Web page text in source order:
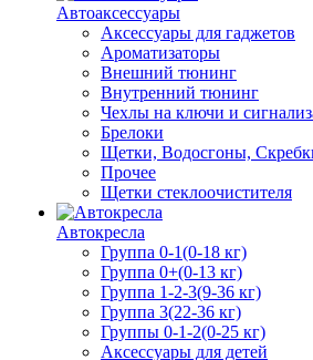
Автоаксессуары
Аксессуары для гаджетов
Ароматизаторы
Внешний тюнинг
Внутренний тюнинг
Чехлы на ключи и
Брелоки
Щетки, Водосгоны,
Прочее
Щетки стеклоочистителя
Автокресла
Группа 0-1(0-18 кг)
Группа 0+(0-13 кг)
Группа 1-2-3(9-36 кг)
Группа 3(22-36 кг)
Группы 0-1-2(0-25 кг)
Аксессуары для детей